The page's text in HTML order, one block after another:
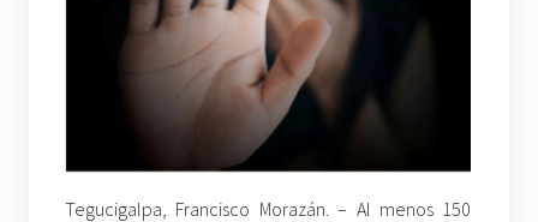
Tegucigalpa, Francisco Morazán. – Al menos 150